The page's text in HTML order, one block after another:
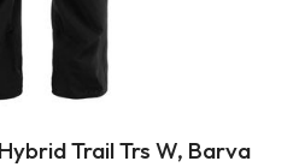
Trail Trs W, Barva